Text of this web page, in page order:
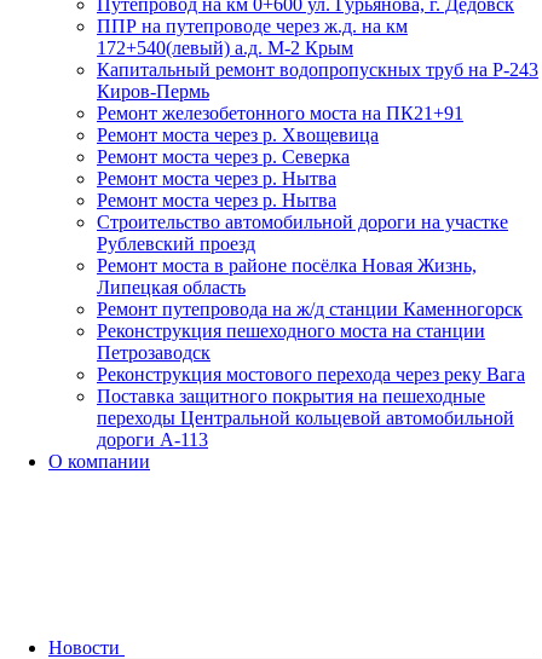
Путепровод на км 0+600 ул. Гурьянова, г. Дедовск
ППР на путепроводе через ж.д. на км
172+540(левый) а.д. М-2 Крым
Капитальный ремонт водопропускных труб на Р-243
Киров-Пермь
Ремонт железобетонного моста на ПК21+91
Ремонт моста через р. Хвощевица
Ремонт моста через р. Северка
Ремонт моста через р. Нытва
Ремонт моста через р. Нытва
Строительство автомобильной дороги на участке
Рублевский проезд
Ремонт моста в районе посёлка Новая Жизнь,
Липецкая область
Ремонт путепровода на ж/д станции Каменногорск
Реконструкция пешеходного моста на станции
Петрозаводск
Реконструкция мостового перехода через реку Вага
Поставка защитного покрытия на пешеходные
переходы Центральной кольцевой автомобильной
дороги А-113
О компании
Новости